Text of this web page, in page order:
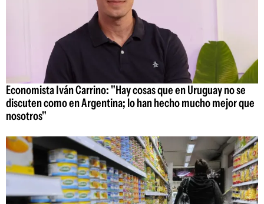
Economista Iván Carrino: "Hay cosas que en Uruguay no se
discuten como en Argentina; lo han hecho mucho mejor que
nosotros"